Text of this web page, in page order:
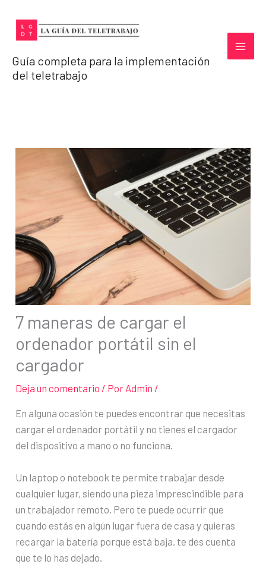
contenido
Guía completa para la implementación
del teletrabajo
7 maneras de cargar el
ordenador portátil sin el
cargador
Deja un comentario / Por Admin /
En alguna ocasión te puedes encontrar que necesitas
cargar el ordenador portátil y no tienes el cargador
del dispositivo a mano o no funciona.
Un laptop o notebook te permite trabajar desde
cualquier lugar, siendo una pieza imprescindible para
un trabajador remoto. Pero te puede ocurrir que
cuando estás en algún lugar fuera de casa y quieras
recargar la batería porque está baja, te des cuenta
que te lo has dejado.